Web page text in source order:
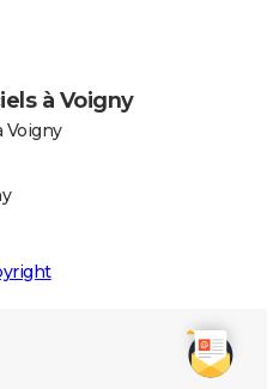
à Voigny
Voigny